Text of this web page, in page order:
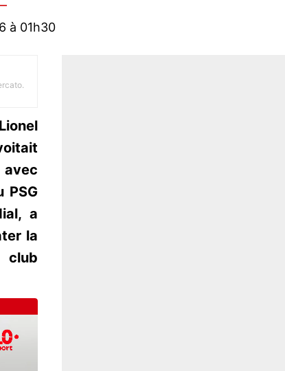
à 01h30
PSG
a
la
club